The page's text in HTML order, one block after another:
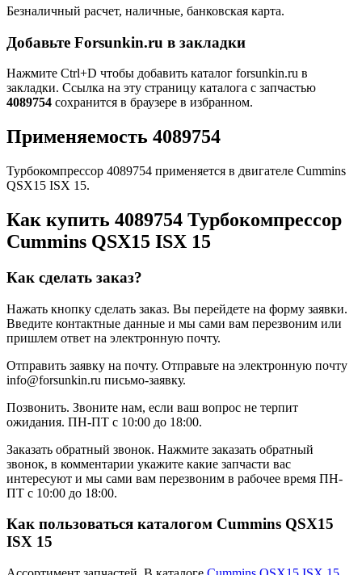
Безналичный расчет, наличные, банковская карта.
Добавьте Forsunkin.ru в закладки
Нажмите Ctrl+D чтобы добавить каталог forsunkin.ru в
закладки. Ссылка на эту страницу каталога с запчастью
4089754 сохранится в браузере в избранном.
Применяемость 4089754
Турбокомпрессор 4089754 применяется в двигателе Cummins
QSX15 ISX 15.
Как купить 4089754 Турбокомпрессор
Cummins QSX15 ISX 15
Как сделать заказ?
Нажать кнопку сделать заказ. Вы перейдете на форму заявки.
Введите контактные данные и мы сами вам перезвоним или
пришлем ответ на электронную почту.
Отправить заявку на почту. Отправьте на электронную почту
info@forsunkin.ru письмо-заявку.
Позвонить. Звоните нам, если ваш вопрос не терпит
ожидания. ПН-ПТ с 10:00 до 18:00.
Заказать обратный звонок. Нажмите заказать обратный
звонок, в комментарии укажите какие запчасти вас
интересуют и мы сами вам перезвоним в рабочее время ПН-
ПТ с 10:00 до 18:00.
Как пользоваться каталогом Cummins QSX15
ISX 15